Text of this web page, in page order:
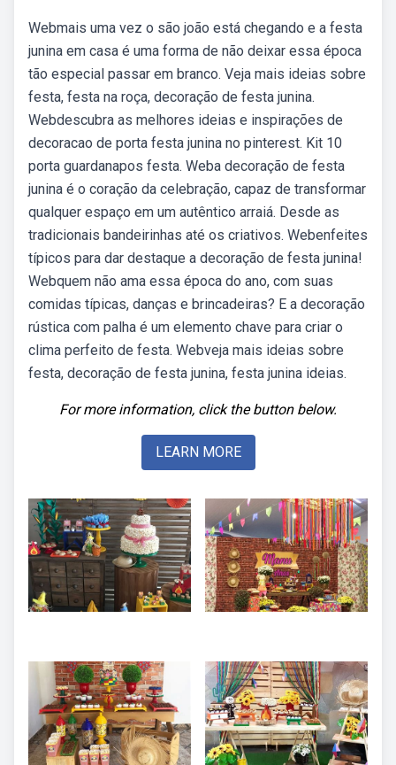
Webmais uma vez o são joão está chegando e a festa
junina em casa é uma forma de não deixar essa época
tão especial passar em branco. Veja mais ideias sobre
festa, festa na roça, decoração de festa junina.
Webdescubra as melhores ideias e inspirações de
decoracao de porta festa junina no pinterest. Kit 10
porta guardanapos festa. Weba decoração de festa
junina é o coração da celebração, capaz de transformar
qualquer espaço em um autêntico arraiá. Desde as
tradicionais bandeirinhas até os criativos. Webenfeites
típicos para dar destaque a decoração de festa junina!
Webquem não ama essa época do ano, com suas
comidas típicas, danças e brincadeiras? E a decoração
rústica com palha é um elemento chave para criar o
clima perfeito de festa. Webveja mais ideias sobre
festa, decoração de festa junina, festa junina ideias.
For more information, click the button below.
LEARN MORE